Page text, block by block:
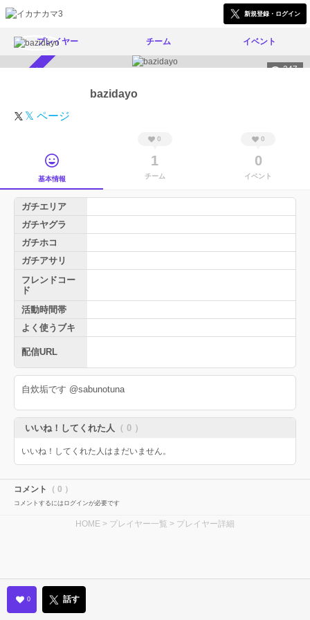
新規登録・ログイン
プレイヤー チーム イベント
247
bazidayo
𝕏 ページ
基本情報
0
1
チーム
0
0
イベント
ガチエリア
ガチヤグラ
ガチホコ
ガチアサリ
フレンドコー
ド
活動時間帯
よく使うブキ
配信URL
自炊垢です @sabunotuna
いいね！してくれた人 （ 0 ）
いいね！してくれた人はまだいません。
コメント （ 0 ）
コメントするにはログインが必要です
HOME > プレイヤー一覧 > プレイヤー詳細
0 話す